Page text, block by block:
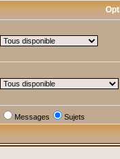
Messages Sujets